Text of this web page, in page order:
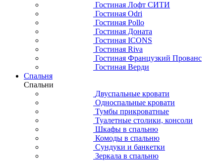
Гостиная Лофт СИТИ
Гостиная Odri
Гостиная Pollo
Гостиная Доната
Гостиная ICONS
Гостиная Riva
Гостиная Французкий Прованс
Гостиная Верди
Спальня
Спальни
Двуспальные кровати
Односпальные кровати
Тумбы прикроватные
Туалетные столики, консоли
Шкафы в спальню
Комоды в спальню
Сундуки и банкетки
Зеркала в спальню